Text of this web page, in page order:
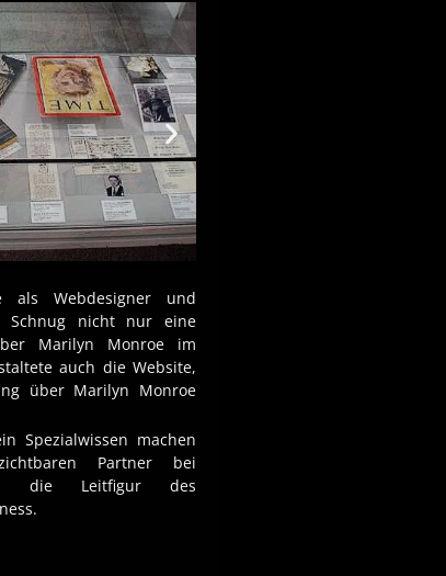
als Webdesigner und
Schnug nicht nur eine
Marilyn Monroe im
auch die Website,
über Marilyn Monroe
Spezialwissen machen
Partner bei
die Leitfigur des